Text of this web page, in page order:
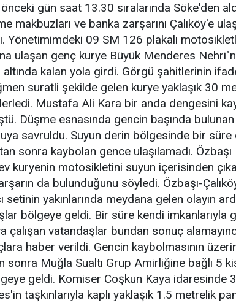
gün saat 13.30 sıralarında Söke'den
makbuzları ve banka zarşarını Çalıköy'e
Yönetimimdeki 09 SM 126 plakalı
ulaşan genç kurye Büyük Menderes
altında kalan yola girdi. Görgü şahitlerinin
suratli şekilde gelen kurye yaklaşık 30
Mustafa Ali Kara bir anda dengesini
Düşme esnasında gencin başında
savruldu. Suyun derin bölgesinde bir süre
sonra kaybolan gence ulaşılamadı.
kuryenin motosikletini suyun içerisinden
da bulunduğunu söyledi. Özbaşı-
setinin yakınlarında meydana gelen olayın
bölgeye geldi. Bir süre kendi imkanlarıyla
çalışan vatandaşlar bundan sonuç
haber verildi. Gencin kaybolmasının
sonra Muğla Sualtı Grup Amirliğine bağlı 5
geldi. Komiser Coşkun Kaya idaresinde
taşkınlarıyla kaplı yaklaşık 1.5 metrelik